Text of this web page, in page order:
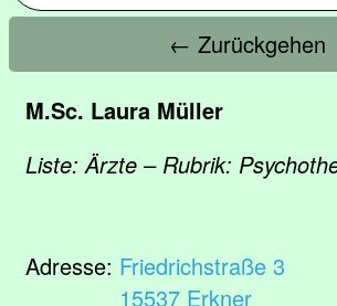
← Zurückgehen
M.Sc. Laura Müller
Liste: Ärzte – Rubrik:
Adresse: Friedrichstraße 3
15537 Erkner